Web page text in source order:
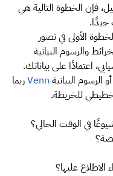
فإن الخطوة التالية هي
جيدًا.
الأولى في تصور
والرسوم البيانية
اعتمادًا على بياناتك.
البيانية Vennربما
للخريطة.
في الوقت الحالي؟
عليها؟